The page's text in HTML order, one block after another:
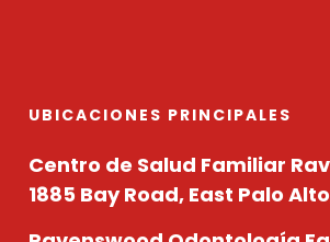
UBICACIONES PRINCIPALES
Centro de Salud Familiar
1885 Bay Road, East Palo